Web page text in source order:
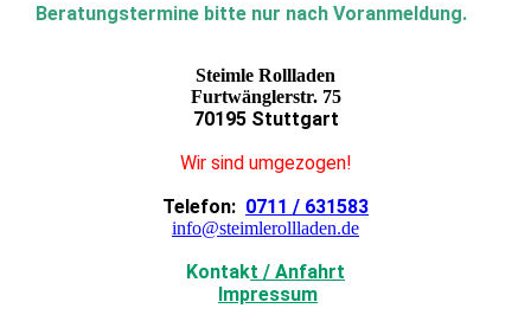
Beratungstermine bitte nur nach Voranmeldung.
Steimle Rollladen
Furtwänglerstr. 75
70195 Stuttgart
Wir sind umgezogen!
Telefon: 0711 / 631583
info@steimlerollladen.de
Kontakt / Anfahrt
Impressum